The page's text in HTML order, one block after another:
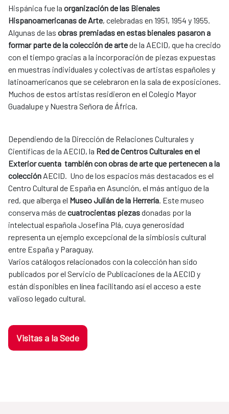
Hispánica fue la organización de las Bienales
Hispanoamericanas de Arte, celebradas en 1951, 1954 y 1955.
Algunas de las obras premiadas en estas bienales pasaron a
formar parte de la colección de artede la AECID, que ha crecido
con el tiempo gracias a la incorporación de piezas expuestas
en muestras individuales y colectivas de artistas españoles y
latinoamericanos que se celebraron en la sala de exposiciones.
Muchos de estos artistas residieron en el Colegio Mayor
Guadalupe y Nuestra Señora de África.
Dependiendo de la Dirección de Relaciones Culturales y
Científicas de la AECID, la Red de Centros Culturales en el
Exterior cuenta también con obras de arte que pertenecen a la
colección AECID. Uno de los espacios más destacados es el
Centro Cultural de España en Asunción, el más antiguo de la
red, que alberga el Museo Julián de la Herrería. Este museo
conserva más decuatrocientas piezasdonadas por la
intelectual española Josefina Plá, cuya generosidad
representa un ejemplo excepcional de la simbiosis cultural
entre España y Paraguay.
Varios catálogos relacionados con la colección han sido
publicados por el Servicio de Publicaciones de la AECID y
están disponibles en línea facilitando así el acceso a este
valioso legado cultural.
Visitas a la Sede